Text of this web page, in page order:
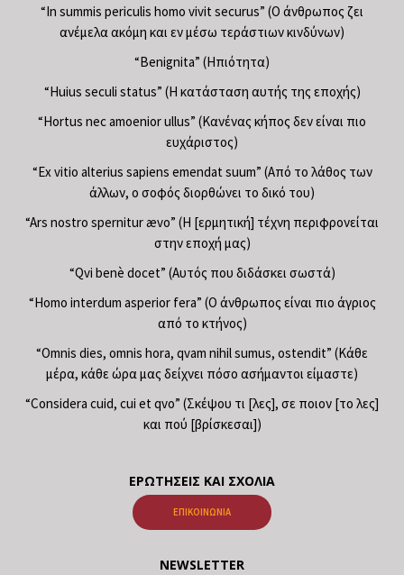
“In summis periculis homo vivit securus” (Ο άνθρωπος ζει
ανέμελα ακόμη και εν μέσω τεράστιων κινδύνων)
“Benignita” (Ηπιότητα)
“Huius seculi status” (Η κατάσταση αυτής της εποχής)
“Hortus nec amoenior ullus” (Κανένας κήπος δεν είναι πιο
ευχάριστος)
“Ex vitio alterius sapiens emendat suum” (Από το λάθος των
άλλων, ο σοφός διορθώνει το δικό του)
“Ars nostro spernitur ævo” (Η [ερμητική] τέχνη περιφρονείται
στην εποχή μας)
“Qvi benè docet” (Αυτός που διδάσκει σωστά)
“Homo interdum asperior fera” (Ο άνθρωπος είναι πιο άγριος
από το κτήνος)
“Omnis dies, omnis hora, qvam nihil sumus, ostendit” (Κάθε
μέρα, κάθε ώρα μας δείχνει πόσο ασήμαντοι είμαστε)
“Considera cuid, cui et qvo” (Σκέψου τι [λες], σε ποιον [το λες]
και πού [βρίσκεσαι])
ΕΡΩΤΉΣΕΙΣ ΚΑΙ ΣΧΌΛΙΑ
ΕΠΙΚΟΙΝΩΝΊΑ
NEWSLETTER